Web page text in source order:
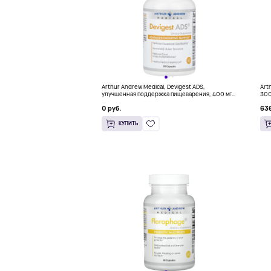
Arthur Andrew Medical, Devigest ADS,
улучшенная поддержка пищеварения, 400 мг,
0 руб.
КУПИТЬ